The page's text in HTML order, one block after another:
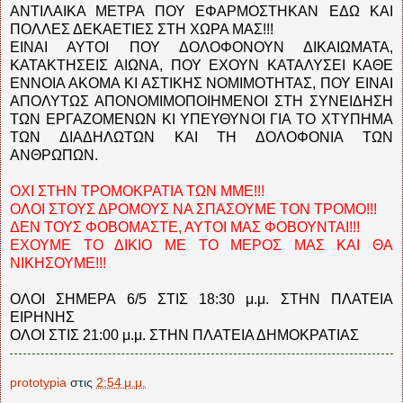
ΑΝΤΙΛΑΙΚΑ ΜΕΤΡΑ ΠΟΥ ΕΦΑΡΜΟΣΤΗΚΑΝ ΕΔΩ ΚΑΙ
ΠΟΛΛΕΣ ΔΕΚΑΕΤΙΕΣ ΣΤΗ ΧΩΡΑ ΜΑΣ!!!
ΕΙΝΑΙ ΑΥΤΟΙ ΠΟΥ ΔΟΛΟΦΟΝΟΥΝ ΔΙΚΑΙΩΜΑΤΑ,
ΚΑΤΑΚΤΗΣΕΙΣ ΑΙΩΝΑ, ΠΟΥ ΕΧΟΥΝ ΚΑΤΑΛΥΣΕΙ ΚΑΘΕ
ΕΝΝΟΙΑ ΑΚΟΜΑ ΚΙ ΑΣΤΙΚΗΣ ΝΟΜΙΜΟΤΗΤΑΣ, ΠΟΥ ΕΙΝΑΙ
ΑΠΟΛΥΤΩΣ ΑΠΟΝΟΜΙΜΟΠΟΙΗΜΕΝΟΙ ΣΤΗ ΣΥΝΕΙΔΗΣΗ
ΤΩΝ ΕΡΓΑΖΟΜΕΝΩΝ ΚΙ ΥΠΕΥΘΥΝΟΙ ΓΙΑ ΤΟ ΧΤΥΠΗΜΑ
ΤΩΝ ΔΙΑΔΗΛΩΤΩΝ ΚΑΙ ΤΗ ΔΟΛΟΦΟΝΙΑ ΤΩΝ
ΑΝΘΡΩΠΩΝ.
ΟΧΙ ΣΤΗΝ ΤΡΟΜΟΚΡΑΤΙΑ ΤΩΝ ΜΜΕ!!!
ΟΛΟΙ ΣΤΟΥΣ ΔΡΟΜΟΥΣ ΝΑ ΣΠΑΣΟΥΜΕ ΤΟΝ ΤΡΟΜΟ!!!
ΔΕΝ ΤΟΥΣ ΦΟΒΟΜΑΣΤΕ, ΑΥΤΟΙ ΜΑΣ ΦΟΒΟΥΝΤΑΙ!!!
ΕΧΟΥΜΕ ΤΟ ΔΙΚΙΟ ΜΕ ΤΟ ΜΕΡΟΣ ΜΑΣ ΚΑΙ ΘΑ
ΝΙΚΗΣΟΥΜΕ!!!
ΟΛΟΙ ΣΗΜΕΡΑ 6/5 ΣΤΙΣ 18:30 μ.μ. ΣΤΗΝ ΠΛΑΤΕΙΑ
ΕΙΡΗΝΗΣ
ΟΛΟΙ ΣΤΙΣ 21:00 μ.μ. ΣΤΗΝ ΠΛΑΤΕΙΑ ΔΗΜΟΚΡΑΤΙΑΣ
prototypia στις 2:54 μ.μ.